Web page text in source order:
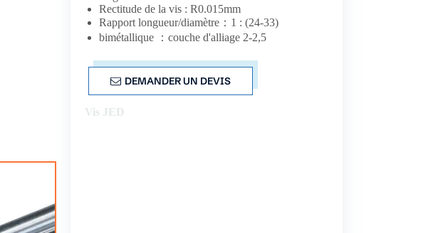
Rectitude de la vis : R0.015mm
Rapport longueur/diamètre：1 : (24-33)
bimétallique ：couche d'alliage 2-2,5
DEMANDER UN DEVIS
Vis JED